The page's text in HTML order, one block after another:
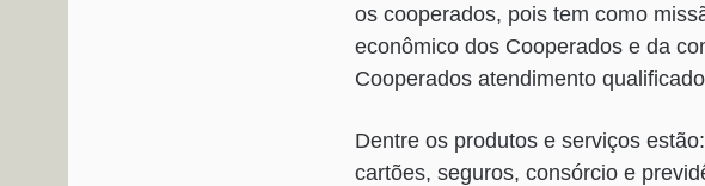
os cooperados, pois tem como
econômico dos Cooperados e da
Cooperados atendimento
Dentre os produtos e serviços
cartões, seguros, consórcio e